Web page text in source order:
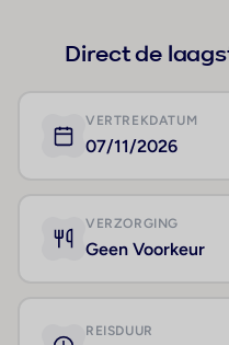
Direct de
VERTREKDATUM
07/11/2026
VERZORGING
Geen Voorkeur
REISDUUR